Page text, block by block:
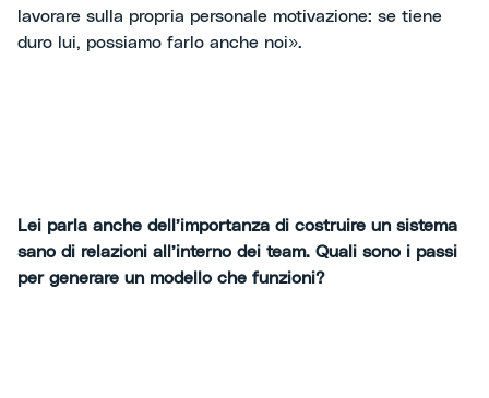
lavorare sulla propria personale motivazione: se tiene
duro lui, possiamo farlo anche noi».
Lei parla anche dell’importanza di costruire un sistema
sano di relazioni all’interno dei team. Quali sono i passi
per generare un modello che funzioni?